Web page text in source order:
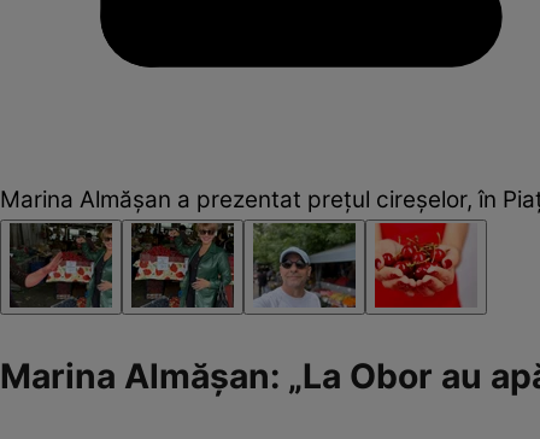
Marina Almășan a prezentat prețul cireșelor, în
Marina Almășan: „La Obor au